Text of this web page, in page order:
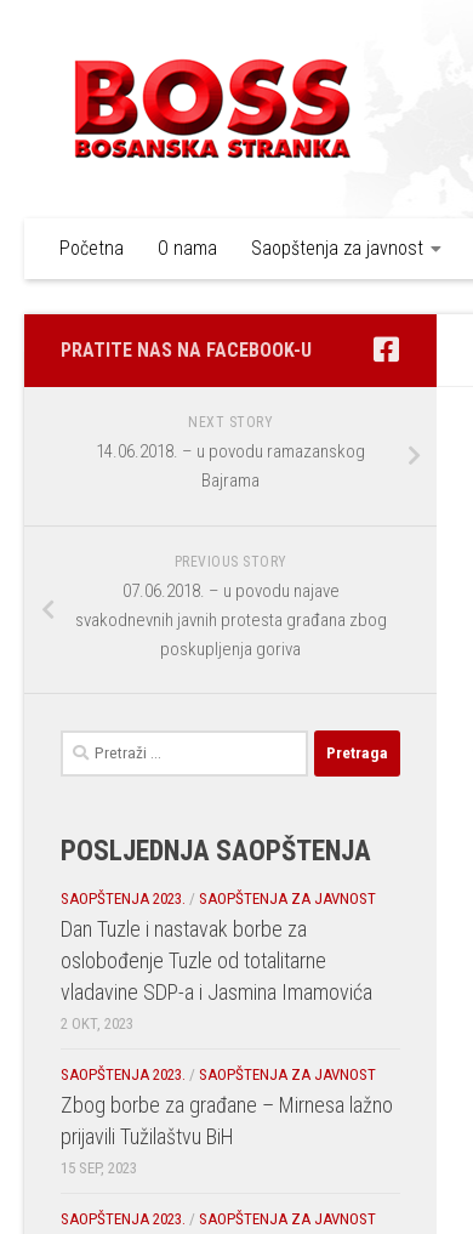
Početna O nama Saopštenja za javnost
PRATITE NAS NA FACEBOOK-U
NEXT STORY
14.06.2018. – u povodu ramazanskog
Bajrama
PREVIOUS STORY
07.06.2018. – u povodu najave
svakodnevnih javnih protesta građana zbog
poskupljenja goriva
Pretraga:
POSLJEDNJA SAOPŠTENJA
SAOPŠTENJA 2023. / SAOPŠTENJA ZA JAVNOST
Dan Tuzle i nastavak borbe za
oslobođenje Tuzle od totalitarne
vladavine SDP-a i Jasmina Imamovića
2 OKT, 2023
SAOPŠTENJA 2023. / SAOPŠTENJA ZA JAVNOST
Zbog borbe za građane – Mirnesa lažno
prijavili Tužilaštvu BiH
15 SEP, 2023
SAOPŠTENJA 2023. / SAOPŠTENJA ZA JAVNOST